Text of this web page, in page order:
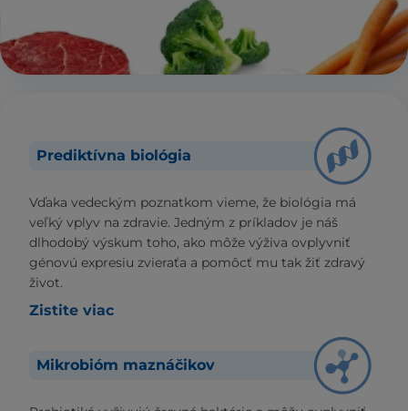
Prediktívna biológia
Vďaka vedeckým poznatkom vieme, že biológia má
veľký vplyv na zdravie. Jedným z príkladov je náš
dlhodobý výskum toho, ako môže výživa ovplyvniť
génovú expresiu zvieraťa a pomôcť mu tak žiť zdravý
život.
Zistite viac
Mikrobióm maznáčikov